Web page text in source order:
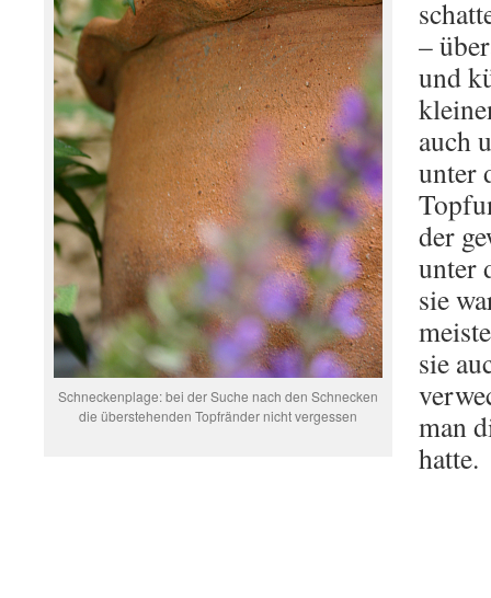
Schneckenplage: bei der Suche nach den Schnecken
die überstehenden Topfränder nicht vergessen
–
und
auch
unter
der
unter
sie
sie
man
hatte.